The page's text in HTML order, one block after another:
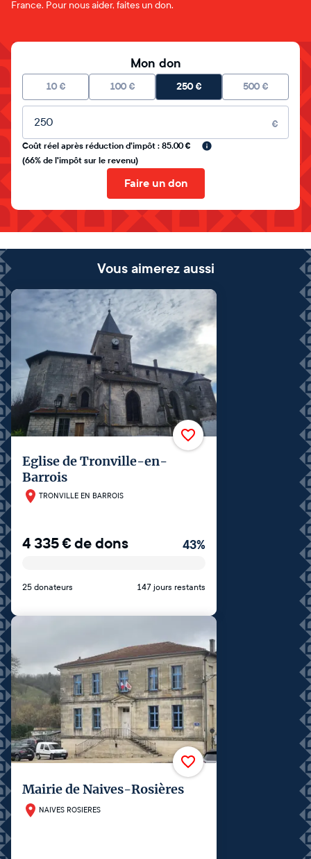
France. Pour nous aider, faites un don.
Mon don
10 € 100 € 250€ 500 €
Montant libre
€
Coût réel après réduction d'impôt : 85.00 €
(66% de l'impôt sur le revenu)
Faire un don
Vous aimerez aussi
Eglise de Tronville-en-
Barrois
TRONVILLE EN BARROIS
4 335€de dons 43%
25 donateurs 147 jours restants
Mairie de Naives-Rosières
NAIVES ROSIERES